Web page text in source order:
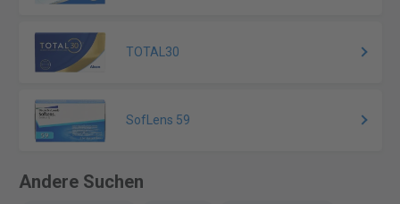
TOTAL30
SofLens 59
Andere Suchen